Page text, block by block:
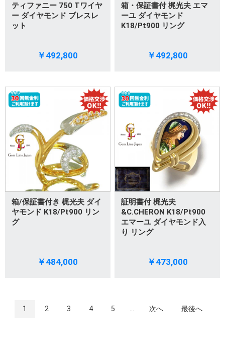
ティファニー 750 Tワイヤ
ー ダイヤモンド ブレスレ
ット
￥492,800
箱・保証書付 梶光夫 エマ
ーユ ダイヤモンド
K18/Pt900 リング
￥492,800
箱/保証書付き 梶光夫 ダイ
ヤモンド K18/Pt900 リン
グ
￥484,000
証明書付 梶光夫
&C.CHERON K18/Pt900
エマーユ ダイヤモンド入
り リング
￥473,000
1 2 3 4 5 ... 次へ 最後へ